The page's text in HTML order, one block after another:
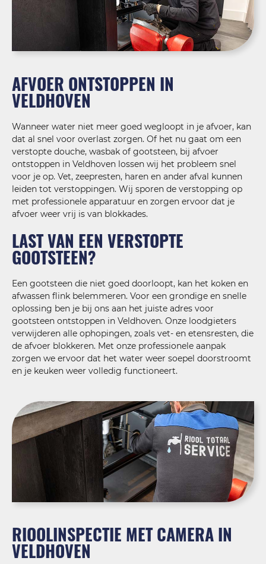
AFVOER ONTSTOPPEN IN
VELDHOVEN
Wanneer water niet meer goed wegloopt in je afvoer, kan
dat al snel voor overlast zorgen. Of het nu gaat om een
verstopte douche, wasbak of gootsteen, bij afvoer
ontstoppen in Veldhoven lossen wij het probleem snel
voor je op. Vet, zeepresten, haren en ander afval kunnen
leiden tot verstoppingen. Wij sporen de verstopping op
met professionele apparatuur en zorgen ervoor dat je
afvoer weer vrij is van blokkades.
LAST VAN EEN VERSTOPTE
GOOTSTEEN?
Een gootsteen die niet goed doorloopt, kan het koken en
afwassen flink belemmeren. Voor een grondige en snelle
oplossing ben je bij ons aan het juiste adres voor
gootsteen ontstoppen in Veldhoven. Onze loodgieters
verwijderen alle ophopingen, zoals vet- en etensresten, die
de afvoer blokkeren. Met onze professionele aanpak
zorgen we ervoor dat het water weer soepel doorstroomt
en je keuken weer volledig functioneert.
RIOOLINSPECTIE MET CAMERA IN
VELDHOVEN